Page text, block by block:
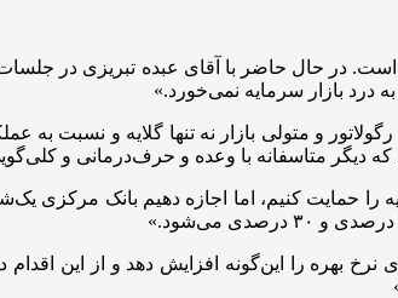
در حال حاضر با آقای عبده تبریزی در
درد بازار سرمایه نمی‌خورد.»
و متولی بازار نه تنها گلایه و نسبت به
که دیگر متاسفانه با وعده و حرف‌درمانی و
بهره را این‌گونه افزایش دهد و از این